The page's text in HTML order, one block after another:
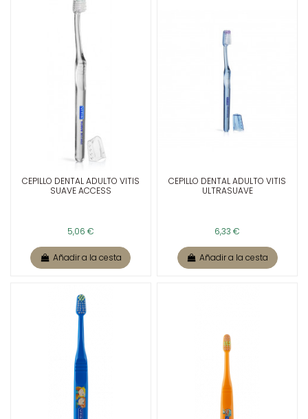
CEPILLO DENTAL ADULTO VITIS
SUAVE ACCESS
5,06 €
Añadir a la cesta
CEPILLO DENTAL ADULTO VITIS
ULTRASUAVE
6,33 €
Añadir a la cesta